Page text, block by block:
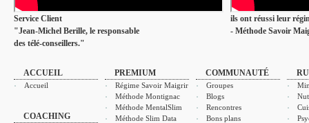
Service Client
"Jean-Michel Berille, le responsable
des télé-conseillers."
ils ont réussi leur
- Méthode Savoir
ACCUEIL
Accueil
COACHING
PREMIUM
Régime Savoir Maigrir
Méthode Montignac
Méthode MentalSlim
Méthode Slim Data
COMMUNAUTÉ
Groupes
Blogs
Rencontres
Bons plans